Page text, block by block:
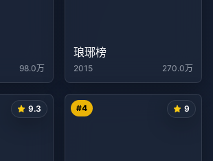
98.0万
琅琊榜
2015 270.0万
9.3 #4 9